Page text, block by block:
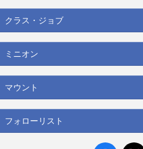
クラス・ジョブ
ミニオン
マウント
フォローリスト